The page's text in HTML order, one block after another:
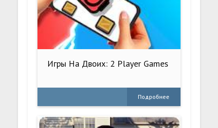
Игры На Двоих: 2 Player Games
Подробнее